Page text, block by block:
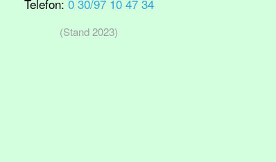
Telefon: 0 30/97 10 47 34
(Stand 2023)